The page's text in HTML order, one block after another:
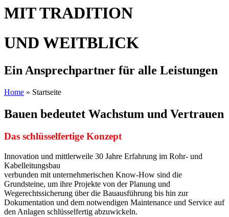
MIT TRADITION
UND WEITBLICK
Ein Ansprechpartner für alle Leistungen
Home » Startseite
Bauen bedeutet Wachstum und Vertrauen
Das schlüsselfertige Konzept
Innovation und mittlerweile 30 Jahre Erfahrung im Rohr- und
Kabelleitungsbau
verbunden mit unternehmerischen Know-How sind die
Grundsteine, um ihre Projekte von der Planung und
Wegerechtssicherung über die Bauausführung bis hin zur
Dokumentation und dem notwendigen Maintenance und Service auf
den Anlagen schlüsselfertig abzuwickeln.